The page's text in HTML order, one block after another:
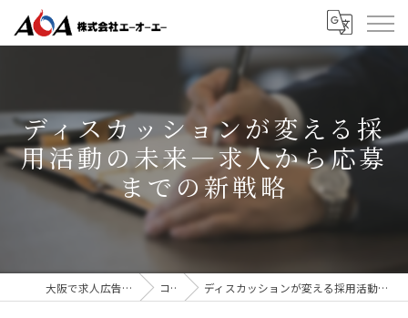
ディスカッションが変える採
用活動の未来—求人から応募
までの新戦略
大阪で求人広告なら株式会社AOA コラム ディスカッションが変える採用活動の未来—求人から応募までの新戦略